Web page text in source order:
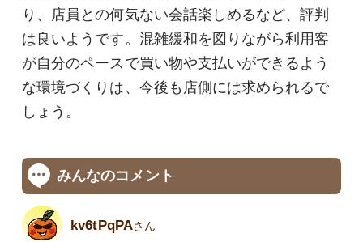
り、店員との何気ない会話楽しめるなど、評判
は良いようです。混雑緩和を図りながら利用客
が自分のペースで買い物や支払いができるよう
な環境づくりは、今後も店側には求められるで
しょう。
みんなのコメント
kv6tPqPAさん